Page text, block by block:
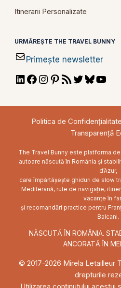
Itinerarii Personalizate
URMĂREȘTE THE TRAVEL BUNNY
Primește newsletter
LinkedIn
Facebook
Instagram
Pinterest
RSSTwitterBluesky
Politica de Confidențialitate
Transparență
The Travel Bunny este platforma
autoare născută în România și
d’Azur,
care împărtășește ghiduri de slow
Mediterană, rute de navigație,
vacanțe în
și recomandări practice pentru
Balcani.
NĂSCUTĂ ÎN ROMÂNIA.
ANCORATĂ ÎN
© 2017-2026 Mirela Letailleur
drepturile